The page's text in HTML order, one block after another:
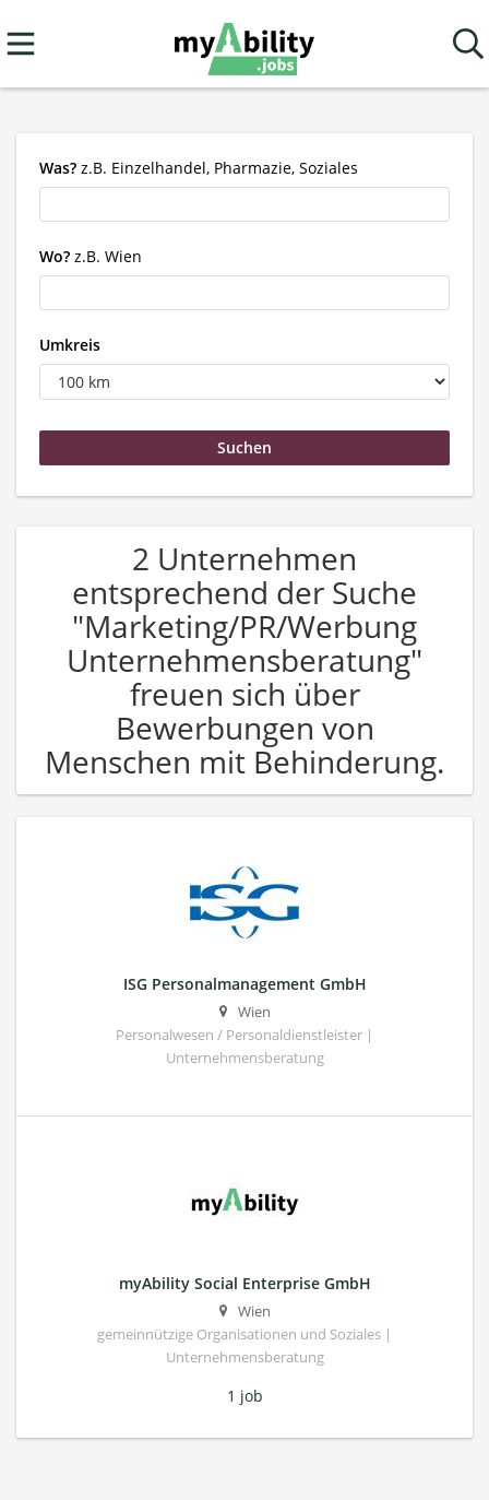
Was? z.B. Einzelhandel, Pharmazie, Soziales
Wo? z.B. Wien
Umkreis
2 Unternehmen
entsprechend der Suche
"Marketing/PR/Werbung
Unternehmensberatung"
freuen sich über
Bewerbungen von
Menschen mit Behinderung.
ISG Personalmanagement GmbH
Wien
Personalwesen / Personaldienstleister |
Unternehmensberatung
myAbility Social Enterprise GmbH
Wien
gemeinnützige Organisationen und Soziales |
Unternehmensberatung
1 job